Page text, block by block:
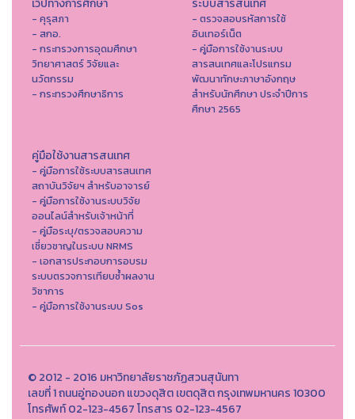
เว็ปทางการศึกษา
- คุรุสภา
- สกอ.
- กระทรวงการอุดมศึกษา
วิทยาศาสตร์ วิจัยและ
นวัตกรรม
- กระทรวงศึกษาธิการ
ระบบสารสนเทศ
- ตรวจสอบรหัสการใช้
อินเทอร์เน็ต
- คู่มือการใช้งานระบบ
สารสนเทศและโปรแกรม
พัฒนาทักษะภาษาอังกฤษ
สำหรับนักศึกษา ประจำปีการ
ศึกษา 2565
คู่มือใช้งานสารสนเทศ
- คู่มือการใช้ระบบสารสนเทศ
สถาบันวิจัยฯ สำหรับอาจารย์
- คู่มือการใช้งานระบบวิจัย
ออนไลน์สำหรับเจ้าหน้าที่
- คู่มือระบุ/ตรวจสอบความ
เชี่ยวชาญในระบบ NRMS
- เอกสารประกอบการอบรม
ระบบตรวจการเทียบซ้ำผลงาน
วิชาการ
- คู่มือการใช้งานระบบ Sos
© 2012 - 2016 มหาวิทยาลัยราชภัฏสวนสุนันทา
เลขที่ 1 ถนนอู่ทองนอก แขวงดุสิต เขตดุสิต กรุงเทพมหานคร 10300
โทรศัพท์ 02-123-4567 โทรสาร 02-123-4567